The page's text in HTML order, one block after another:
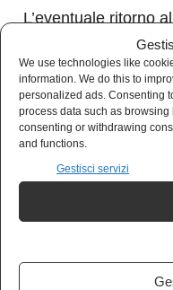
We use technologies like
information. We do this to
personalized ads. Consenting
process data such as
consenting or withdrawing
and functions.
Gestisci servizi
L’eventuale ritorno
anche come
dimostrare che,
resta ancorato a un
la tempistica, se
americano, assume
non come scelta